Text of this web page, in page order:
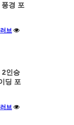
경 포
브
2인승
딩 포
브